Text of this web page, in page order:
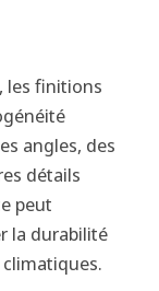
les finitions
angles, des
détails
peut
la durabilité